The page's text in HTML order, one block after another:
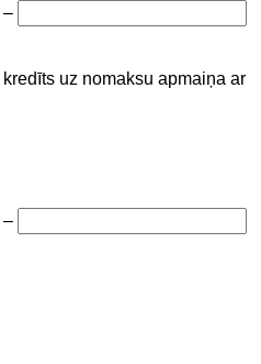
–
kredīts uz nomaksu apmaiņa ar
–